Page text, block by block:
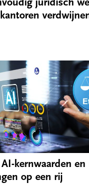
juridisch
kernwaarden en
op een rij